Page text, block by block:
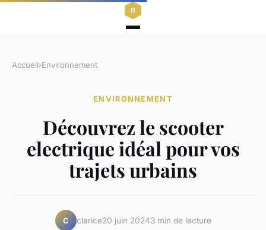
Accueil›Environnement
ENVIRONNEMENT
Découvrez le scooter
electrique idéal pour vos
trajets urbains
C clarice20 juin 20243 min de lecture